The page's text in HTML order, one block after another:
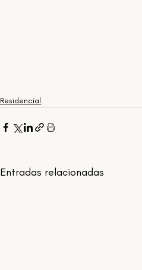
Residencial
Entradas relacionadas